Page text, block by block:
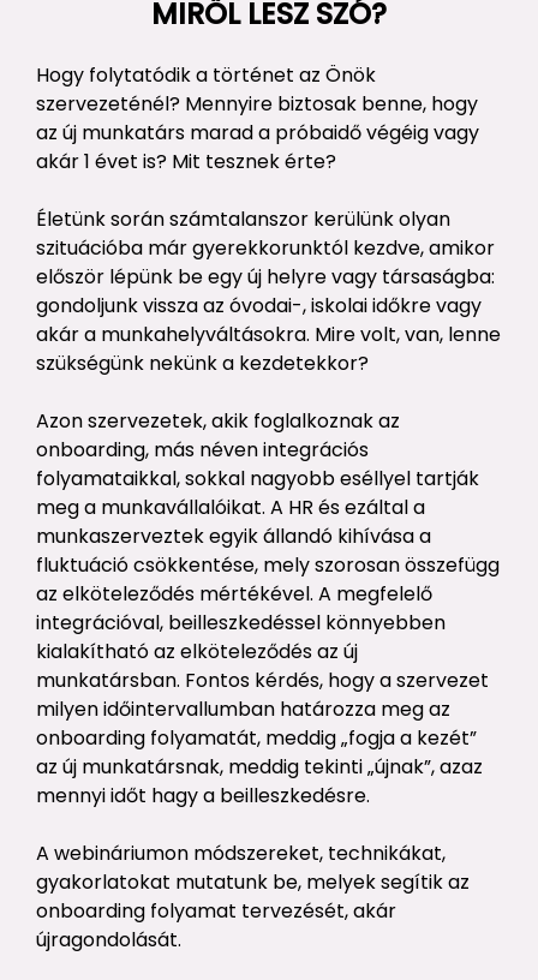
MIRŐL LESZ SZÓ?
Hogy folytatódik a történet az Önök
szervezeténél? Mennyire biztosak benne, hogy
az új munkatárs marad a próbaidő végéig vagy
akár 1 évet is? Mit tesznek érte?
Életünk során számtalanszor kerülünk olyan
szituációba már gyerekkorunktól kezdve, amikor
először lépünk be egy új helyre vagy társaságba:
gondoljunk vissza az óvodai-, iskolai időkre vagy
akár a munkahelyváltásokra. Mire volt, van, lenne
szükségünk nekünk a kezdetekkor?
Azon szervezetek, akik foglalkoznak az
onboarding, más néven integrációs
folyamataikkal, sokkal nagyobb eséllyel tartják
meg a munkavállalóikat. A HR és ezáltal a
munkaszerveztek egyik állandó kihívása a
fluktuáció csökkentése, mely szorosan összefügg
az elköteleződés mértékével. A megfelelő
integrációval, beilleszkedéssel könnyebben
kialakítható az elköteleződés az új
munkatársban. Fontos kérdés, hogy a szervezet
milyen időintervallumban határozza meg az
onboarding folyamatát, meddig „fogja a kezét”
az új munkatársnak, meddig tekinti „újnak”, azaz
mennyi időt hagy a beilleszkedésre.
A webináriumon módszereket, technikákat,
gyakorlatokat mutatunk be, melyek segítik az
onboarding folyamat tervezését, akár
újragondolását.